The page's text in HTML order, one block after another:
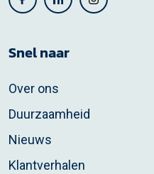
Snel naar
Over ons
Duurzaamheid
Nieuws
Klantverhalen